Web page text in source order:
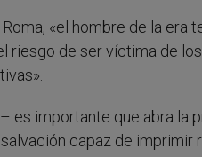
«el hombre de la era
riesgo de ser víctima de
es importante que abra la
capaz de imprimir